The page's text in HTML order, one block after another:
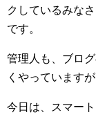
クしているみな
です。
管理人も、ブロ
くやっています
今日は、スマー